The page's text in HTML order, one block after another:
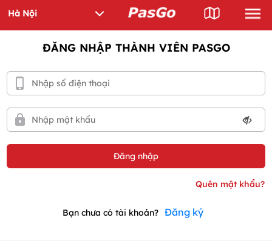
ĐĂNG NHẬP THÀNH VIÊN PASGO
Bạn chưa có tài khoản? Đăng ký